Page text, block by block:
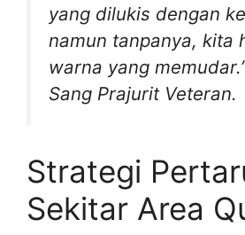
yang dilukis dengan
namun tanpanya, kita
warna yang
Sang Prajurit Veteran.
Strategi
Sekitar Area